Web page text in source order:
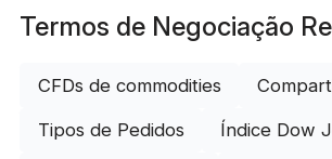
Termos de Negociação
CFDs de commodities
Tipos de Pedidos Índice Dow